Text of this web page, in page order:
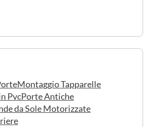
Montaggio Tapparelle
PvcPorte Antiche
da Sole Motorizzate